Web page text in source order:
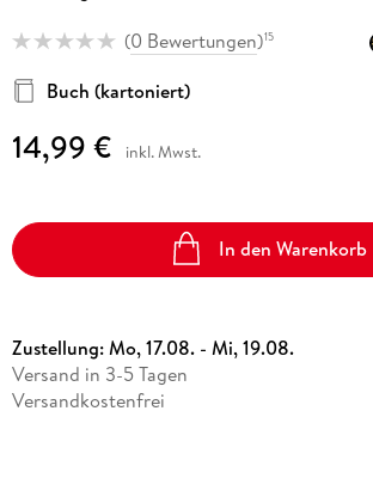
(0 Bewertungen)15
Buch (kartoniert)
14,99 € inkl. Mwst.
In den Warenkorb
Zustellung:Mo, 17.08. - Mi, 19.08.
Versand in 3-5 Tagen
Versandkostenfrei